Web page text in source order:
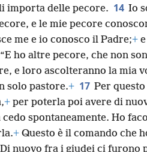
importa delle pecore. 14 Io
e le mie pecore
me e io conosco il Padre;+
“E ho altre pecore, che non
e loro ascolteranno la mia
solo pastore.+ 17 Per
+ per poterla poi avere di
cedo spontaneamente. Ho
+ Questo è il comando che
Di nuovo fra i giudei ci furono